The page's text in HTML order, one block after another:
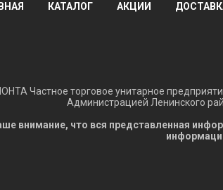
КАТАЛОГ АКЦИИ
Частное торговое унитарное
Администрацией Ленинского
внимание, что вся представленная